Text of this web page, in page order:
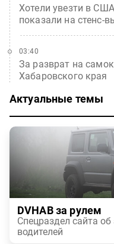
Хотели увезти в
показали на стенс-
За разврат на
Хабаровского края
03:40
Актуальные темы
DVHAB за рулем
Спецраздел сайта
водителей